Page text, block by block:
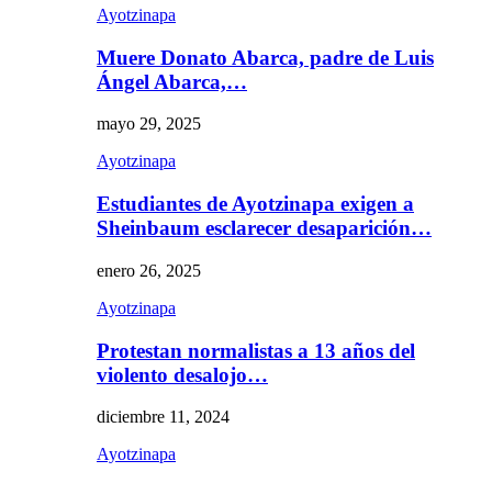
Ayotzinapa
Muere Donato Abarca, padre de Luis
Ángel Abarca,…
mayo 29, 2025
Ayotzinapa
Estudiantes de Ayotzinapa exigen a
Sheinbaum esclarecer desaparición…
enero 26, 2025
Ayotzinapa
Protestan normalistas a 13 años del
violento desalojo…
diciembre 11, 2024
Ayotzinapa